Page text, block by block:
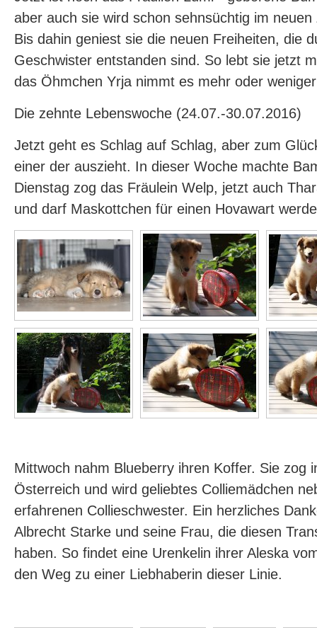
aber auch sie wird schon sehnsüchtig im
Bis dahin geniest sie die neuen Freiheiten, die
Geschwister entstanden sind. So lebt sie jetzt
das Öhmchen Yrja nimmt es mehr oder
Die zehnte Lebenswoche (24.07.-30.07.2016)
Jetzt geht es Schlag auf Schlag, aber zum
einer der auszieht. In dieser Woche machte
Dienstag zog das Fräulein Welp, jetzt auch
und darf Maskottchen für einen Hovawart
Mittwoch nahm Blueberry ihren Koffer. Sie zog
Österreich und wird geliebtes Colliemädchen
erfahrenen Collieschwester. Ein herzliches
Albrecht Starke und seine Frau, die diesen
haben. So findet eine Urenkelin ihrer Aleska
den Weg zu einer Liebhaberin dieser Linie.